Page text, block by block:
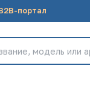
портал